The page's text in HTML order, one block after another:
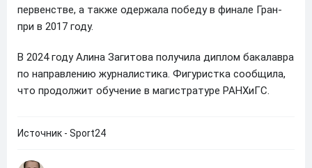
первенстве, а также одержала победу в финале Гран-
при в 2017 году.
В 2024 году Алина Загитова получила диплом бакалавра
по направлению журналистика. Фигуристка сообщила,
что продолжит обучение в магистратуре РАНХиГС.
Источник - Sport24